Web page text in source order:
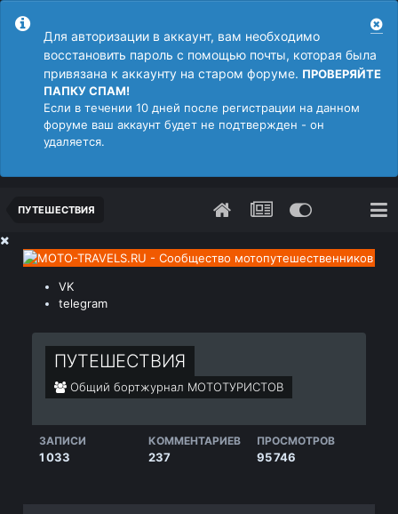
Для авторизации в аккаунт, вам необходимо
восстановить пароль с помощью почты, которая была
привязана к аккаунту на старом форуме. ПРОВЕРЯЙТЕ
ПАПКУ СПАМ!
Если в течении 10 дней после регистрации на данном
форуме ваш аккаунт будет не подтвержден - он
удаляется.
ПУТЕШЕСТВИЯ
VK
telegram
ПУТЕШЕСТВИЯ
Общий бортжурнал МОТОТУРИСТОВ
ЗАПИСИ
1 033
КОММЕНТАРИЕВ
237
ПРОСМОТРОВ
95 746